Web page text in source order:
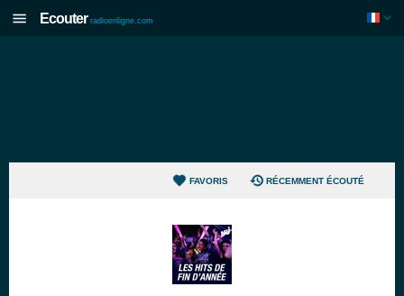
Ecouter radioenligne.com
FAVORIS RÉCEMMENT ÉCOUTÉ